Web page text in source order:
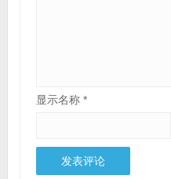
显示名称 *